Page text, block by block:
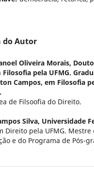
do Autor
Oliveira Morais,
Filosofia pela UFMG.
Campos, em Filosofia
de Filsoofia do Direito.
Silva, Universidade
Direito pela UFMG.
e do Programa de Pós-